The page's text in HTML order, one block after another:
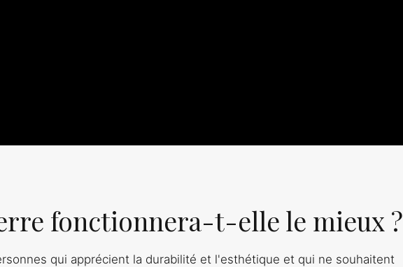
fonctionnera-t-elle le mieux ?
qui apprécient la durabilité et l'esthétique et qui ne souhaitent